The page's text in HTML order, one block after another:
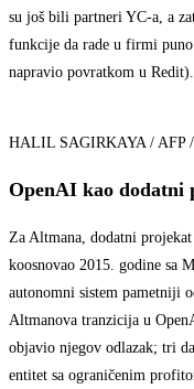
su još bili partneri YC-a, a
funkcije da rade u firmi
napravio povratkom u Redit).
HALIL SAGIRKAYA / AFP
OpenAI kao dodatni
Za Altmana, dodatni
koosnovao 2015. godine sa
autonomni sistem pametniji
Altmanova tranzicija u
objavio njegov odlazak; tri
entitet sa ograničenim